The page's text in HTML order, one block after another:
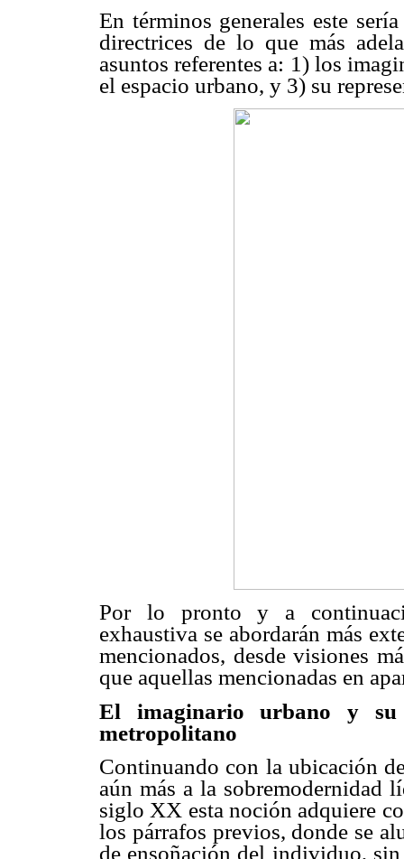
En términos generales este
directrices de lo que más
asuntos referentes a: 1) los
el espacio urbano, y 3) su
Por lo pronto y a
exhaustiva se abordarán más
mencionados, desde visiones
que aquellas mencionadas en
El imaginario urbano y su
metropolitano
Continuando con la ubicación
aún más a la sobremodernidad
siglo XX esta noción adquiere
los párrafos previos, donde se
de ensoñación del individuo,